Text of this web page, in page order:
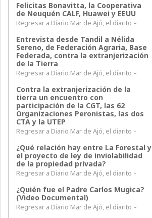
Felicitas Bonavitta, la Cooperativa
de Neuquén CALF, Huawei y EEUU
Regresar a Diario Mar de Ajó, el diarito –
Entrevista desde Tandil a Nélida
Sereno, de Federación Agraria, Base
Federada, contra la extranjerización
de la Tierra
Regresar a Diario Mar de Ajó, el diarito –
Contra la extranjerización de la
tierra un encuentro con
participación de la CGT, las 62
Organizaciones Peronistas, las dos
CTA y la UTEP
Regresar a Diario Mar de Ajó, el diarito –
¿Qué relación hay entre La Forestal y
el proyecto de ley de inviolabilidad
de la propiedad privada?
Regresar a Diario Mar de Ajó, el diarito –
¿Quién fue el Padre Carlos Mugica?
(Video Documental)
Regresar a Diario Mar de Ajó, el diarito –